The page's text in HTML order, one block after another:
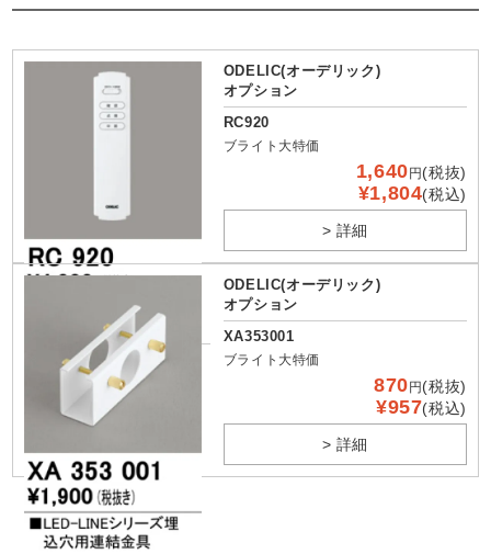
ODELIC(オーデリック)
オプション
RC920
ブライト大特価
1,640 円 (税抜)
¥1,804(税込)
> 詳細
ODELIC(オーデリック)
オプション
XA353001
ブライト大特価
870 円 (税抜)
¥957(税込)
> 詳細